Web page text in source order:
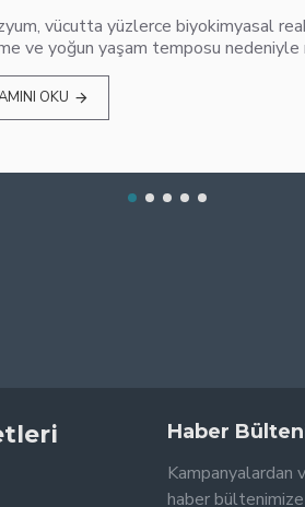
vücutta yüzlerce biyokimyasal
ve yoğun yaşam temposu nedeniyle
OKU
Haber
Kampanyalardan
haber